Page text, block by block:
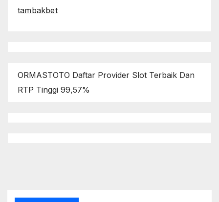
tambakbet
ORMASTOTO Daftar Provider Slot Terbaik Dan
RTP Tinggi 99,57%